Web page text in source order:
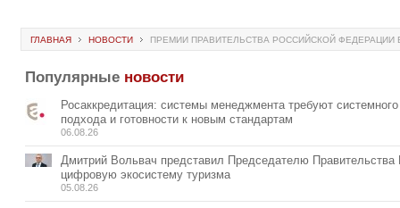
ГЛАВНАЯ НОВОСТИ ПРЕМИИ ПРАВИТЕЛЬСТВА РОССИЙСКОЙ ФЕДЕРАЦИИ
Популярные новости
Росаккредитация: системы менеджмента требуют системного
подхода и готовности к новым стандартам
06.08.26
Дмитрий Вольвач представил Председателю
цифровую экосистему туризма
05.08.26